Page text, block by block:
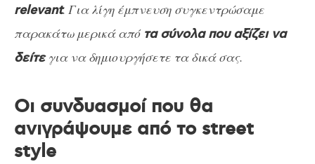
relevant. Για λίγη έμπνευση συγκεντρώσαμε
παρακάτω μερικά από τα σύνολα που αξίζει να
δείτεγια να δημιουργήσετε τα δικά σας.
Οι συνδυασμοί που θα
ανιγράψουμε από το street
style